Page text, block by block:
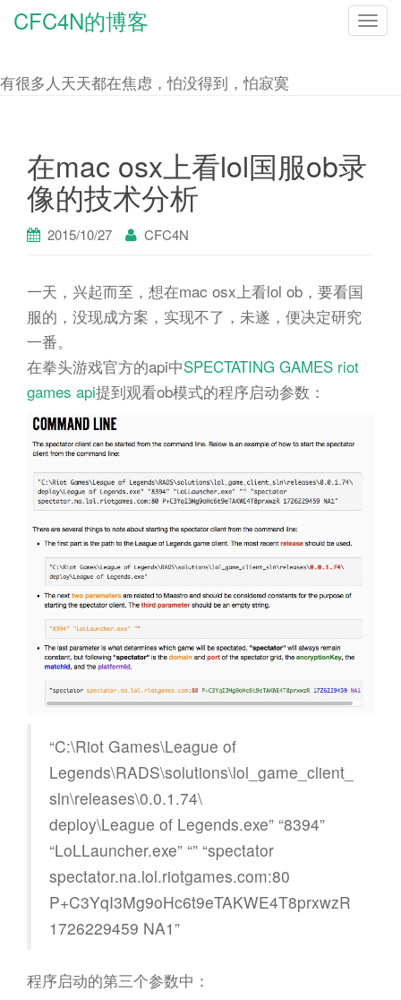
T
CFC4N的博客
有很多人天天都在焦虑，怕没得到，怕寂寞
在mac osx上看lol国服ob录
像的技术分析
2015/10/27 CFC4N
一天，兴起而至，想在mac osx上看lol ob，要看国
服的，没现成方案，实现不了，未遂，便决定研究
一番。
在拳头游戏官方的api中SPECTATING GAMES riot
games api提到观看ob模式的程序启动参数：
“C:\Riot Games\League of
Legends\RADS\solutions\lol_game_client_
sln\releases\0.0.1.74\
deploy\League of Legends.exe” “8394”
“LoLLauncher.exe” “” “spectator
spectator.na.lol.riotgames.com:80
P+C3YqI3Mg9oHc6t9eTAKWE4T8prxwzR
1726229459 NA1”
程序启动的第三个参数中：